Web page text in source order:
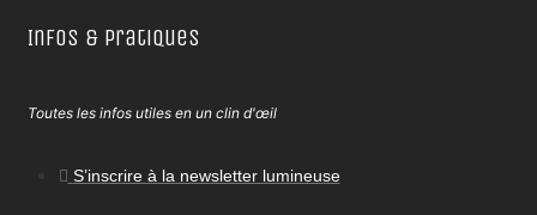
Infos & Pratiques
Toutes les infos utiles en un clin d'œil
S’inscrire à la newsletter lumineuse